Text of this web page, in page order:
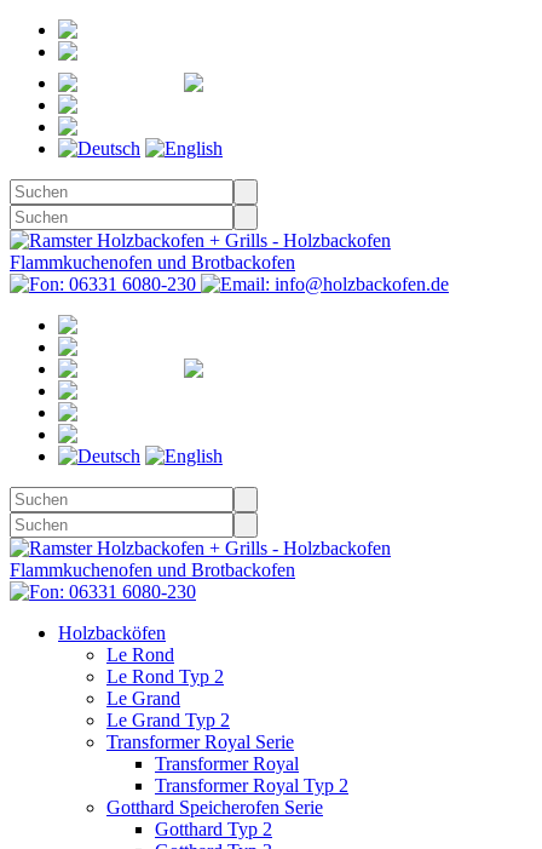
Holzbacköfen
Le Rond
Le Rond Typ 2
Le Grand
Le Grand Typ 2
Transformer Royal Serie
Transformer Royal
Transformer Royal Typ 2
Gotthard Speicherofen Serie
Gotthard Typ 2